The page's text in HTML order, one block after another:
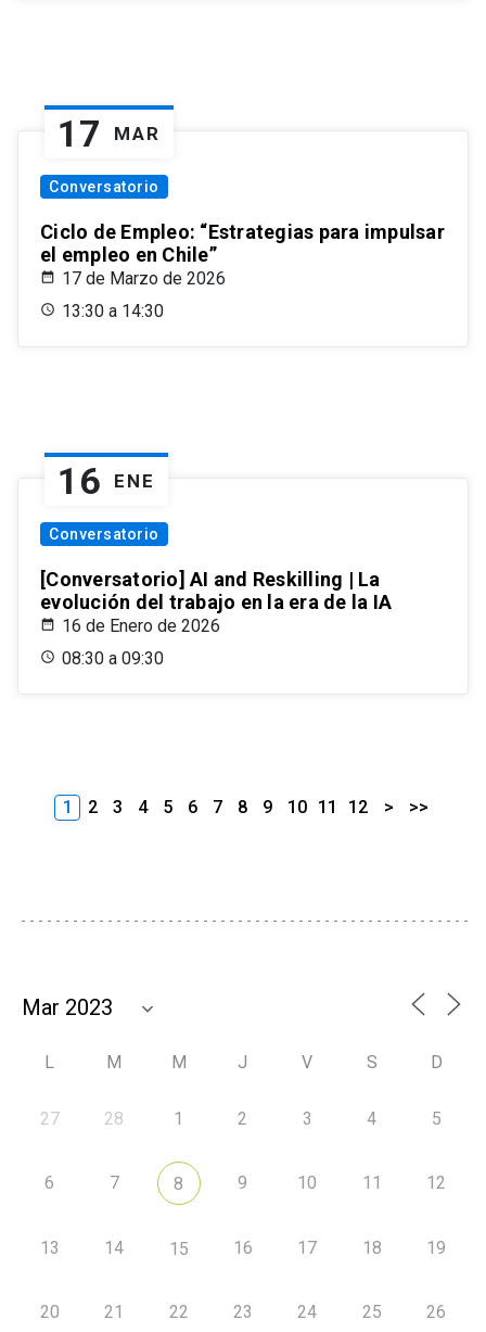
17 MAR
Conversatorio
Ciclo de Empleo: “Estrategias para impulsar
el empleo en Chile”
17 de Marzo de 2026
13:30 a 14:30
16 ENE
Conversatorio
[Conversatorio] AI and Reskilling | La
evolución del trabajo en la era de la IA
16 de Enero de 2026
08:30 a 09:30
1 2 3 4 5 6 7 8 9 10 11 12 > >>
L M M J V S D
27 28 1 2 3 4 5
6 7 8 9 10 11 12
13 14 15 16 17 18 19
20 21 22 23 24 25 26